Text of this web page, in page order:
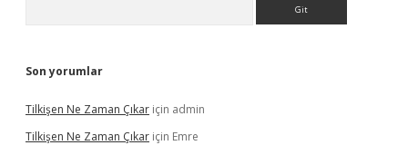
Son yorumlar
Tilkişen Ne Zaman Çıkar için admin
Tilkişen Ne Zaman Çıkar için Emre